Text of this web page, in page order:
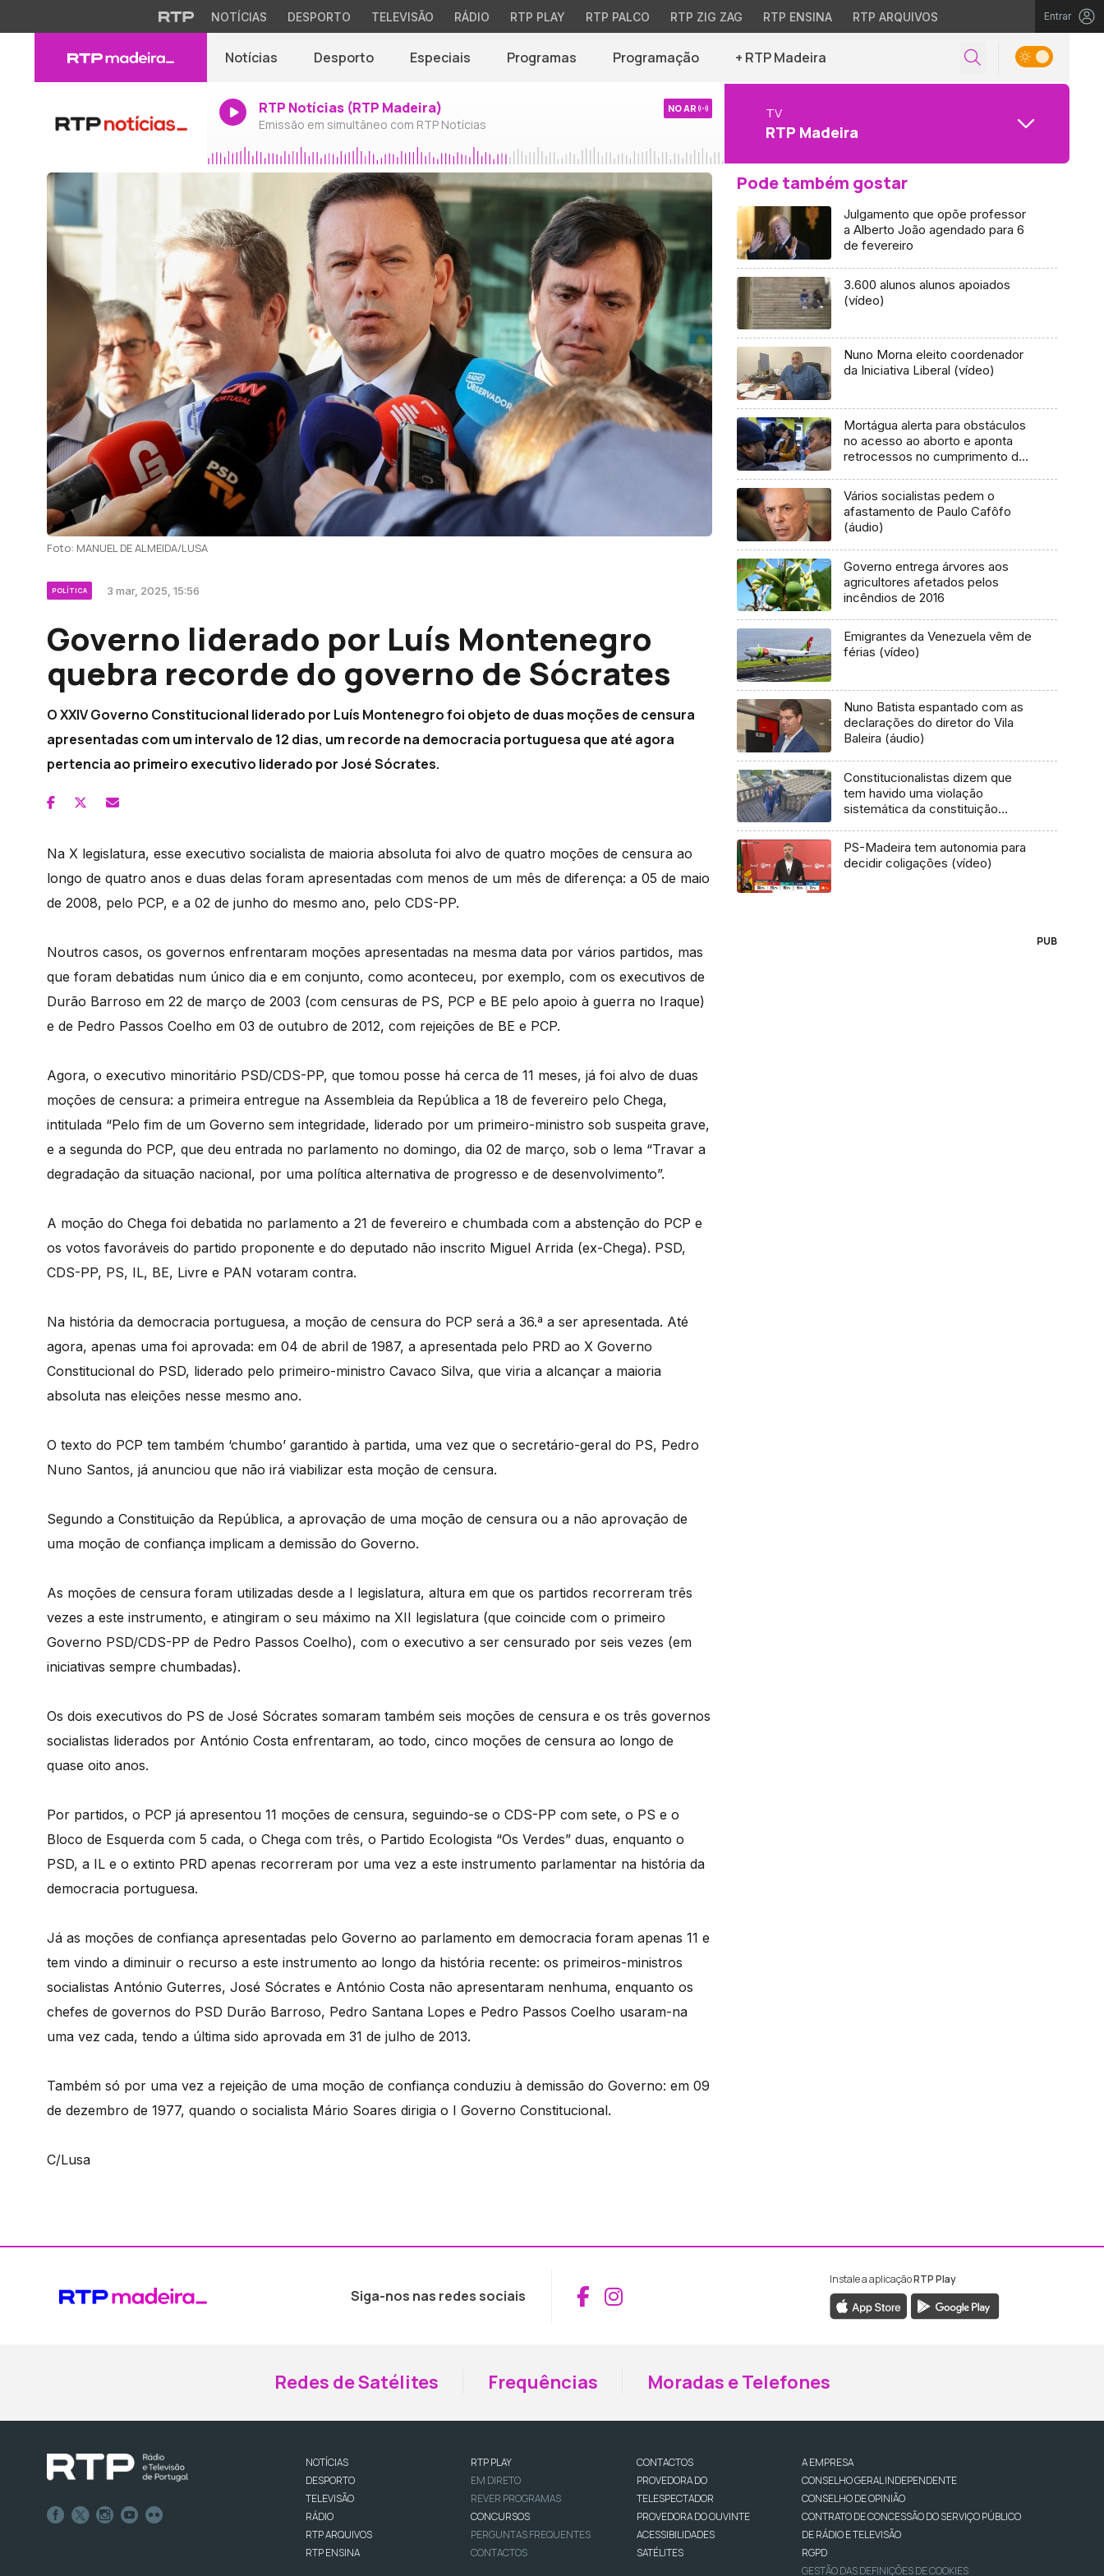
NOTÍCIAS DESPORTO TELEVISÃO RÁDIO RTP PLAY RTP PALCO RTP ZIG ZAG RTP ENSINA RTP ARQUIVOS Entrar
Notícias Desporto Especiais Programas Programação + RTP Madeira
RTP Notícias (RTP Madeira)
Emissão em simultâneo com RTP Notícias
NO AR TV
RTP Madeira
Foto: MANUEL DE ALMEIDA/LUSA
POLÍTICA 3 mar, 2025, 15:56
Governo liderado por Luís Montenegro
quebra recorde do governo de Sócrates
O XXIV Governo Constitucional liderado por Luís Montenegro foi objeto de duas moções de censura
apresentadas com um intervalo de 12 dias, um recorde na democracia portuguesa que até agora
pertencia ao primeiro executivo liderado por José Sócrates.
Na X legislatura, esse executivo socialista de maioria absoluta foi alvo de quatro moções de censura ao
longo de quatro anos e duas delas foram apresentadas com menos de um mês de diferença: a 05 de maio
de 2008, pelo PCP, e a 02 de junho do mesmo ano, pelo CDS-PP.
Noutros casos, os governos enfrentaram moções apresentadas na mesma data por vários partidos, mas
que foram debatidas num único dia e em conjunto, como aconteceu, por exemplo, com os executivos de
Durão Barroso em 22 de março de 2003 (com censuras de PS, PCP e BE pelo apoio à guerra no Iraque)
e de Pedro Passos Coelho em 03 de outubro de 2012, com rejeições de BE e PCP.
Agora, o executivo minoritário PSD/CDS-PP, que tomou posse há cerca de 11 meses, já foi alvo de duas
moções de censura: a primeira entregue na Assembleia da República a 18 de fevereiro pelo Chega,
intitulada “Pelo fim de um Governo sem integridade, liderado por um primeiro-ministro sob suspeita grave,
e a segunda do PCP, que deu entrada no parlamento no domingo, dia 02 de março, sob o lema “Travar a
degradação da situação nacional, por uma política alternativa de progresso e de desenvolvimento”.
A moção do Chega foi debatida no parlamento a 21 de fevereiro e chumbada com a abstenção do PCP e
os votos favoráveis do partido proponente e do deputado não inscrito Miguel Arrida (ex-Chega). PSD,
CDS-PP, PS, IL, BE, Livre e PAN votaram contra.
Na história da democracia portuguesa, a moção de censura do PCP será a 36.ª a ser apresentada. Até
agora, apenas uma foi aprovada: em 04 de abril de 1987, a apresentada pelo PRD ao X Governo
Constitucional do PSD, liderado pelo primeiro-ministro Cavaco Silva, que viria a alcançar a maioria
absoluta nas eleições nesse mesmo ano.
O texto do PCP tem também ‘chumbo’ garantido à partida, uma vez que o secretário-geral do PS, Pedro
Nuno Santos, já anunciou que não irá viabilizar esta moção de censura.
Segundo a Constituição da República, a aprovação de uma moção de censura ou a não aprovação de
uma moção de confiança implicam a demissão do Governo.
As moções de censura foram utilizadas desde a I legislatura, altura em que os partidos recorreram três
vezes a este instrumento, e atingiram o seu máximo na XII legislatura (que coincide com o primeiro
Governo PSD/CDS-PP de Pedro Passos Coelho), com o executivo a ser censurado por seis vezes (em
iniciativas sempre chumbadas).
Os dois executivos do PS de José Sócrates somaram também seis moções de censura e os três governos
socialistas liderados por António Costa enfrentaram, ao todo, cinco moções de censura ao longo de
quase oito anos.
Por partidos, o PCP já apresentou 11 moções de censura, seguindo-se o CDS-PP com sete, o PS e o
Bloco de Esquerda com 5 cada, o Chega com três, o Partido Ecologista “Os Verdes” duas, enquanto o
PSD, a IL e o extinto PRD apenas recorreram por uma vez a este instrumento parlamentar na história da
democracia portuguesa.
Já as moções de confiança apresentadas pelo Governo ao parlamento em democracia foram apenas 11 e
tem vindo a diminuir o recurso a este instrumento ao longo da história recente: os primeiros-ministros
socialistas António Guterres, José Sócrates e António Costa não apresentaram nenhuma, enquanto os
chefes de governos do PSD Durão Barroso, Pedro Santana Lopes e Pedro Passos Coelho usaram-na
uma vez cada, tendo a última sido aprovada em 31 de julho de 2013.
Também só por uma vez a rejeição de uma moção de confiança conduziu à demissão do Governo: em 09
de dezembro de 1977, quando o socialista Mário Soares dirigia o I Governo Constitucional.
C/Lusa
Pode também gostar
Julgamento que opõe professor
a Alberto João agendado para 6
de fevereiro
3.600 alunos alunos apoiados
(vídeo)
Nuno Morna eleito coordenador
da Iniciativa Liberal (vídeo)
Mortágua alerta para obstáculos
no acesso ao aborto e aponta
retrocessos no cumprimento da
Vários socialistas pedem o
afastamento de Paulo Cafôfo
(áudio)
Governo entrega árvores aos
agricultores afetados pelos
incêndios de 2016
Emigrantes da Venezuela vêm de
férias (vídeo)
Nuno Batista espantado com as
declarações do diretor do Vila
Baleira (áudio)
Constitucionalistas dizem que
tem havido uma violação
sistemática da constituição
PS-Madeira tem autonomia para
decidir coligações (vídeo)
PUB
Siga-nos nas redes sociais Aceder ao Facebook da RTP Madeira
Aceder ao Instagram da RTP Madeira
Instale a aplicaçãoRTP Play
Redes de Satélites Frequências Moradas e Telefones
NOTÍCIAS
DESPORTO
TELEVISÃO
RÁDIO
RTP ARQUIVOS
RTP ENSINA
RTP PLAY
EM DIRETO
REVER PROGRAMAS
CONCURSOS
PERGUNTAS FREQUENTES
CONTACTOS
CONTACTOS
PROVEDORA DO
TELESPECTADOR
PROVEDORA DO OUVINTE
ACESSIBILIDADES
SATÉLITES
A EMPRESA
CONSELHO GERAL INDEPENDENTE
CONSELHO DE OPINIÃO
CONTRATO DE CONCESSÃO DO SERVIÇO PÚBLICO
DE RÁDIO E TELEVISÃO
RGPD
GESTÃO DAS DEFINIÇÕES DE COOKIES